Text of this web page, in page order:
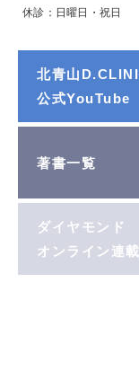
休診：日曜日・祝日
北青山
公式YouTube
著書一覧
ダイヤモンド
オンライン連載